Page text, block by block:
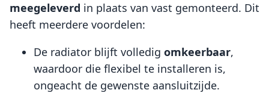
meegeleverd in plaats van vast gemonteerd. Dit
heeft meerdere voordelen:
De radiator blijft volledig omkeerbaar,
waardoor die flexibel te installeren is,
ongeacht de gewenste aansluitzijde.